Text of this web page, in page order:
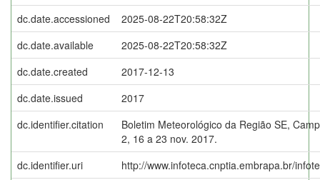
dc.date.accessioned
2025-08-22T20:58:32Z
dc.date.available
2025-08-22T20:58:32Z
dc.date.created
2017-12-13
dc.date.issued
2017
dc.identifier.citation
Boletim Meteorológico da Região SE,
2, 16 a 23 nov. 2017.
dc.identifier.uri
http://www.infoteca.cnptia.embrapa.br/